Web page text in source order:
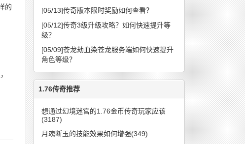
的
[05/13]传奇版本限时奖励如何查看？
[05/12]传奇3级升级攻略？如何快速提升等
级？
[05/09]苍龙劫血染苍龙服务端如何快速提升
角色等级？
1.76传奇推荐
想通过幻境迷宫的1.76金币传奇玩家应该
(3187)
月魂断玉的技能效果如何增强(349)